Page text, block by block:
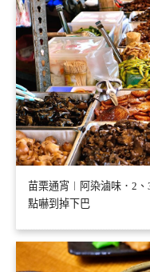
苗栗通宵︱阿染滷味．2
點嚇到掉下巴